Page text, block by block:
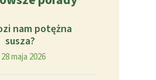
nam potężna
susza?
28 maja 2026